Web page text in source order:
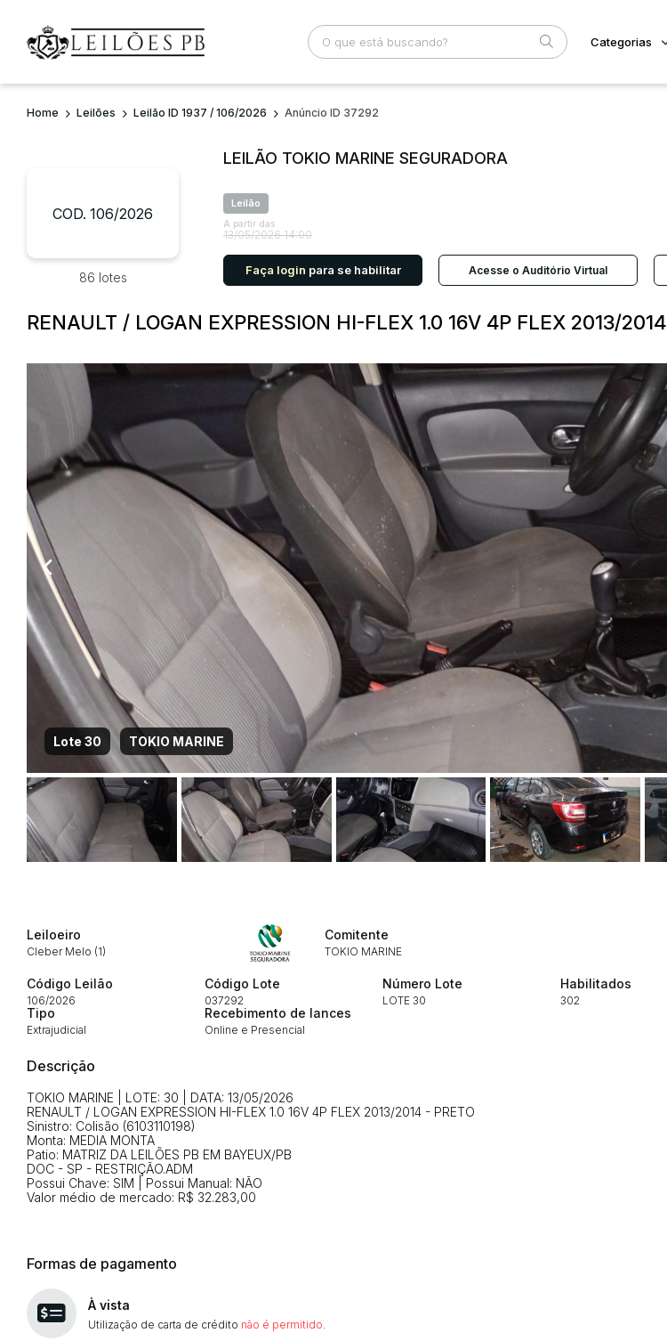
Busca por palavra-chave Categoria
Categorias
Home Leilões Leilão ID 1937 / 106/2026 Anúncio ID 37292
COD. 106/2026
86 lotes
LEILÃO TOKIO MARINE SEGURADORA
Leilão
A partir das
13/05/2026 14:00
Faça login para se habilitar Acesse o Auditório Virtual
RENAULT / LOGAN EXPRESSION HI-FLEX 1.0 16V 4P FLEX 2013/2014
Lote 30 TOKIO MARINE
Leiloeiro
Cleber Melo (1)
Comitente
TOKIO MARINE
Código Leilão
106/2026
Código Lote
037292
Número Lote
LOTE 30
Habilitados
302
Tipo
Extrajudicial
Recebimento de lances
Online e Presencial
Descrição
TOKIO MARINE | LOTE: 30 | DATA: 13/05/2026
RENAULT / LOGAN EXPRESSION HI-FLEX 1.0 16V 4P FLEX 2013/2014 - PRETO
Sinistro: Colisão (6103110198)
Monta: MEDIA MONTA
Patio: MATRIZ DA LEILÕES PB EM BAYEUX/PB
DOC - SP - RESTRIÇÃO.ADM
Possui Chave: SIM | Possui Manual: NÃO
Valor médio de mercado: R$ 32.283,00
Formas de pagamento
À vista
Utilização de carta de crédito não é permitido
Envie sua Proposta
Habilite-se para efetuar lances ou propostas